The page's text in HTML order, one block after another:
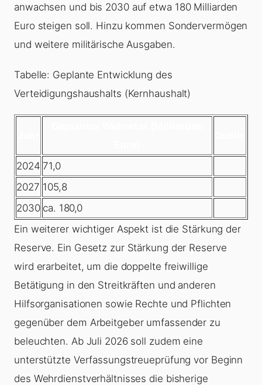
anwachsen und bis 2030 auf etwa 180 Milliarden
Euro steigen soll. Hinzu kommen Sondervermögen
und weitere militärische Ausgaben.
Tabelle: Geplante Entwicklung des
Verteidigungshaushalts (Kernhaushalt)
2024 71,0
2027 105,8
2030 ca. 180,0
Ein weiterer wichtiger Aspekt ist die Stärkung der
Reserve. Ein Gesetz zur Stärkung der Reserve
wird erarbeitet, um die doppelte freiwillige
Betätigung in den Streitkräften und anderen
Hilfsorganisationen sowie Rechte und Pflichten
gegenüber dem Arbeitgeber umfassender zu
beleuchten. Ab Juli 2026 soll zudem eine
unterstützte Verfassungstreueprüfung vor Beginn
des Wehrdienstverhältnisses die bisherige